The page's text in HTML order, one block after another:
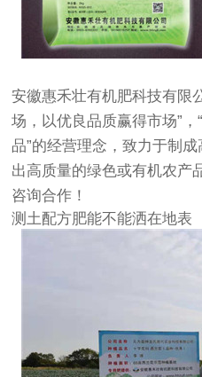
安徽惠禾壮有机肥科技有限
场，以优良品质赢得市场”
品”的经营理念，致力于制
出高质量的绿色或有机农产
咨询合作！
测土配方肥能不能洒在地表